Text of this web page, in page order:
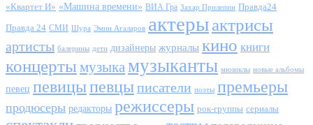
«Квартет И» «Машина времени» ВИА Гра Захар Прилепин Правда24
Правда 24 СМИ Шура Эмин Агаларов актерыактрисы
артисты балерины дети дизайнеры журналы кино книги
концерты музыка музыканты мюзиклы новые альбомы
певец певицыпевцыписатели поэты премьеры
продюсеры редакторы режиссеры рок-группы сериалы